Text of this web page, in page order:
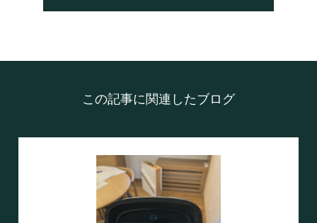
この記事に関連したブログ